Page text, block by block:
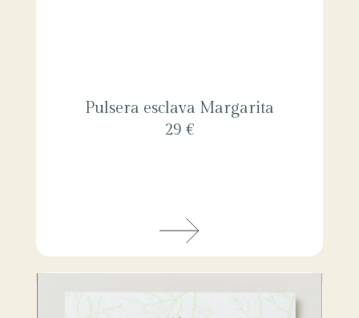
Pulsera esclava Margarita
29 €